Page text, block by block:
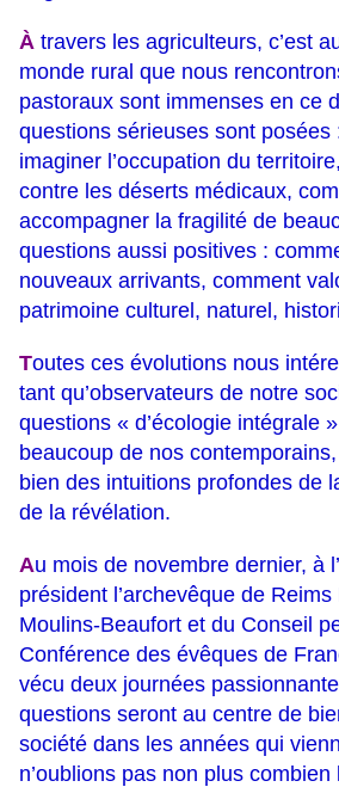
À travers les agriculteurs, c’est
monde rural que nous
pastoraux sont immenses en ce
questions sérieuses sont posées
imaginer l’occupation du
contre les déserts médicaux,
accompagner la fragilité de
questions aussi positives :
nouveaux arrivants, comment
patrimoine culturel, naturel,
Toutes ces évolutions nous
tant qu’observateurs de notre
questions « d’écologie intégrale
beaucoup de nos
bien des intuitions profondes de
de la révélation.
Au mois de novembre dernier, à
président l’archevêque de
Moulins-Beaufort et du Conseil
Conférence des évêques de
vécu deux journées
questions seront au centre de
société dans les années qui
n’oublions pas non plus